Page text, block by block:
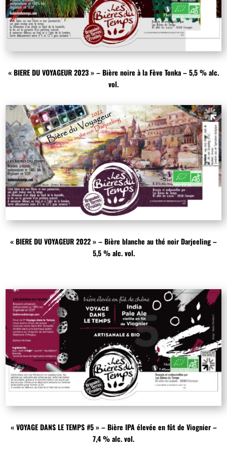
« BIERE DU VOYAGEUR 2023 » – Bière noire à la Fève Tonka – 5,5 % alc.
vol.
« BIERE DU VOYAGEUR 2022 » – Bière blanche au thé noir Darjeeling –
5,5 % alc. vol.
« VOYAGE DANS LE TEMPS #5 » – Bière IPA élevée en fût de Viognier –
7,4 % alc. vol.